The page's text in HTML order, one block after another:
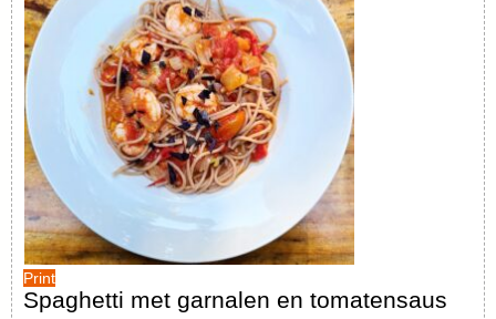
Print
Spaghetti met garnalen en tomatensaus